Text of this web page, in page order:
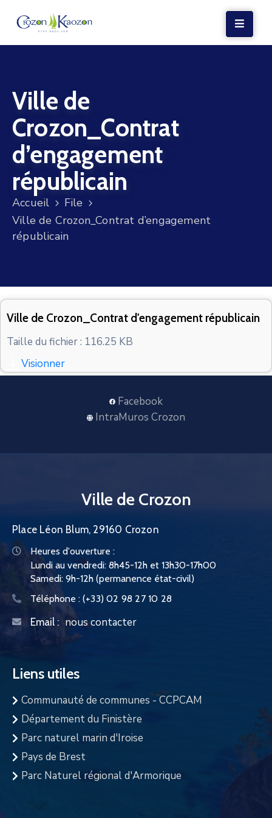
VIE
LOCALE
VIE
SOCIALE
TERRE
ET
MER
VOS
Ville de
Crozon_Contrat
d’engagement
républicain
Accueil
File
Ville de Crozon_Contrat d’engagement
républicain
Ville de Crozon_Contrat d'engagement républicain
Taille du fichier : 116.25 KB
Visionner
Facebook
IntraMuros Crozon
Ville de Crozon
Place Léon Blum, 29160 Crozon
Heures d'ouverture :
Lundi au vendredi: 8h45-12h et 13h30-17h00
Samedi: 9h-12h (permanence état-civil)
Téléphone : (+33) 02 98 27 10 28
Email : nous contacter
Liens utiles
Communauté de communes - CCPCAM
Département du Finistère
Parc naturel marin d'Iroise
Pays de Brest
Parc Naturel régional d'Armorique